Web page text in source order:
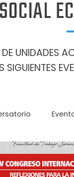
SOCIAL
UNIDADES
SIGUIENTES